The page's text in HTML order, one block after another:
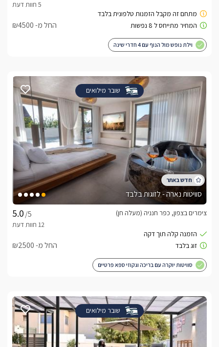
החל מ- ₪4500
וילת נופש מול הנוף עם 4 חדרי שינה
שובר מילואים
סוויטות נארה - לזוגות בלבד
/5
צימרים בצפון, כפר חנניה (מעלה חן)
החל מ- ₪2500
סוויטות יוקרה עם בריכה וגקוזי ספא פרטיים
שובר מילואים